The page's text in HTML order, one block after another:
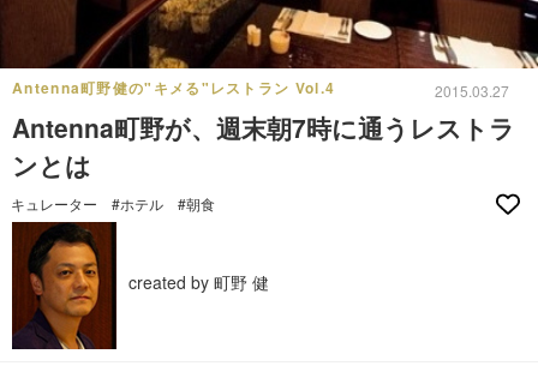
Antenna町野健の"キメる"レストラン Vol.4 2015.03.27
Antenna町野が、週末朝7時に通うレストラ
ンとは
キュレーター #ホテル #朝食
created by 町野 健